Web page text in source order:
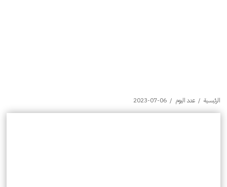
الرئيسية / عدد اليوم /
2023-07-06